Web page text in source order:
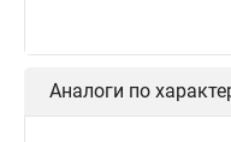
Аналоги по